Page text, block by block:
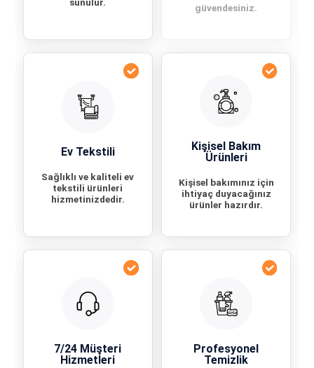
sunulur.
güvendesiniz.
Ev Tekstili
Sağlıklı ve kaliteli ev
tekstili ürünleri
hizmetinizdedir.
Kişisel Bakım
Ürünleri
Kişisel bakımınız için
ihtiyaç duyacağınız
ürünler hazırdır.
7/24 Müşteri
Hizmetleri
Profesyonel
Temizlik